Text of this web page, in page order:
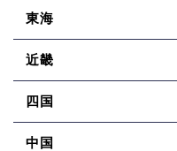
東海
近畿
四国
中国